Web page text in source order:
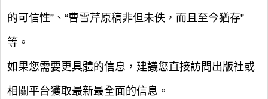
的可信性”、“曹雪芹原稿非但未佚，而且至今猶存”
等。
如果您需要更具體的信息，建議您直接訪問出版社或
相關平台獲取最新最全面的信息。